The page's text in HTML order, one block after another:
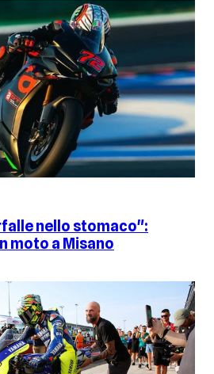
nello stomaco":
moto a Misano